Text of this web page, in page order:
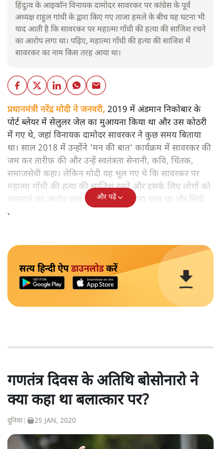
हिंदुत्व के आइकॉन विनायक दामोदर सावरकर पर कांग्रेस के पूर्व
अध्यक्ष राहुल गांधी के द्वारा किए गए ताजा हमले के बीच यह घटना भी
याद आती है कि सावरकर पर महात्मा गाँधी की हत्या की साजिश रचने
का आरोप लगा था। पढ़िए, महात्मा गाँधी की हत्या की साजिश में
सावरकर का नाम किस तरह आया था।
प्रधानमंत्री नरेंद्र मोदी ने जनवरी, 2019 में अंडमान निकोबार के
पोर्ट ब्लेयर में सेलुलर जेल का मुआयना किया था और उस कोठरी
में गए थे, जहां विनायक दामोदर सावरकर ने कुछ समय बिताया
था। साल 2018 में उन्होंने 'मन की बात' कार्यक्रम में सावरकर की
जम कर तारीफ़ की और उन्हें स्वतंत्रता सेनानी, कवि, चिंतक,
समाजसेवी कहा। लेकिन मोदी यह भूल गए थे कि सावरकर पर
महात्मा गाँधी की हत्या की साजिश रचने और इसके लिए लोगों को
उकसाने का आरोप लगा था, उन पर मुक़दमा चला था और सिर्फ़
तकनीकी कारणों से उन्हें सज़ा नहीं हुई थी।
और पढ़ें
सत्य हिन्दी ऐपडाउनलोडकरें
गणतंत्र दिवस के अतिथि बोसोनारो ने
क्या कहा था बलात्कार पर?
दुनिया 25 JAN, 2020